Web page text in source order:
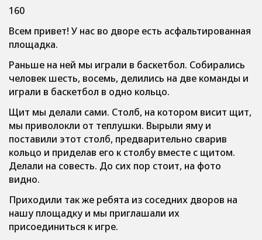
160
Всем привет! У нас во дворе есть асфальтированная
площадка.
Раньше на ней мы играли в баскетбол. Собирались
человек шесть, восемь, делились на две команды и
играли в баскетбол в одно кольцо.
Щит мы делали сами. Столб, на котором висит щит,
мы приволокли от теплушки. Вырыли яму и
поставили этот столб, предварительно сварив
кольцо и приделав его к столбу вместе с щитом.
Делали на совесть. До сих пор стоит, на фото
видно.
Приходили так же ребята из соседних дворов на
нашу площадку и мы приглашали их
присоединиться к игре.